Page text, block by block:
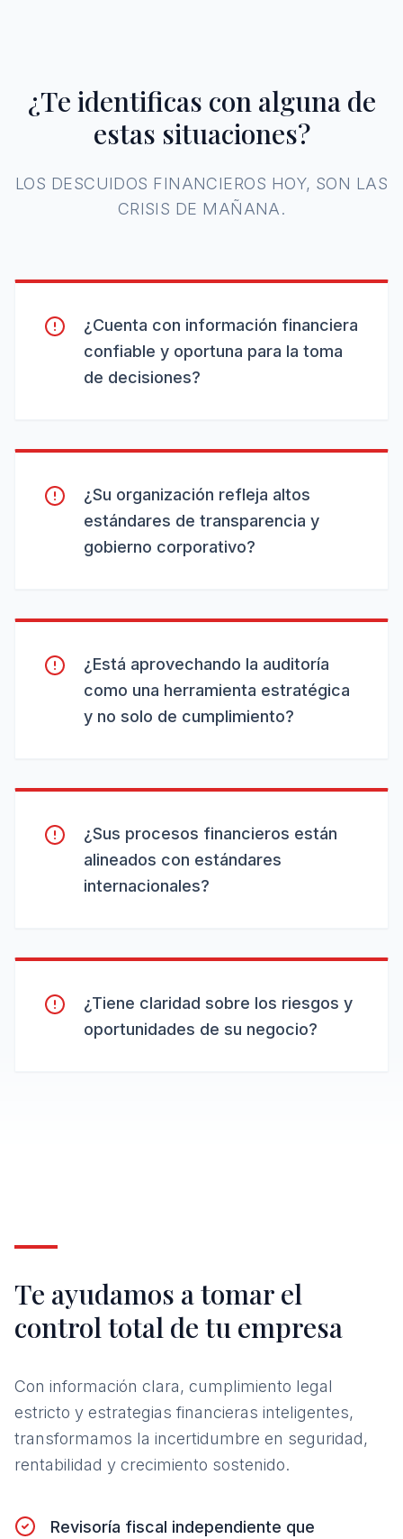
¿Te identificas con alguna de
estas situaciones?
LOS DESCUIDOS FINANCIEROS HOY, SON LAS
CRISIS DE MAÑANA.
¿Cuenta con información financiera
confiable y oportuna para la toma
de decisiones?
¿Su organización refleja altos
estándares de transparencia y
gobierno corporativo?
¿Está aprovechando la auditoría
como una herramienta estratégica
y no solo de cumplimiento?
¿Sus procesos financieros están
alineados con estándares
internacionales?
¿Tiene claridad sobre los riesgos y
oportunidades de su negocio?
Te ayudamos a tomar el
control total de tu empresa
Con información clara, cumplimiento legal
estricto y estrategias financieras inteligentes,
transformamos la incertidumbre en seguridad,
rentabilidad y crecimiento sostenido.
Revisoría fiscal independiente que